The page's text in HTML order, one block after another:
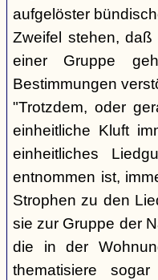
aufgelöster
Zweifel stehen,
einer Gruppe
Bestimmungen
"Trotzdem, oder
einheitliche Kluft
einheitliches
entnommen ist,
Strophen zu den
sie zur Gruppe der
die in der
thematisiere